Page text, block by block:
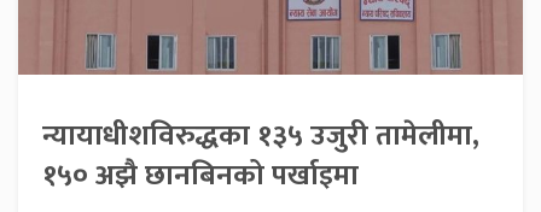
न्यायाधीशविरुद्धका १३५ उजुरी तामेलीमा,
१५० अझै छानबिनको पर्खाइमा